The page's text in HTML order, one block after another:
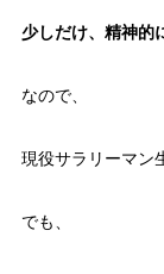
少しだけ、精神的
なので、
現役サラリーマン
でも、